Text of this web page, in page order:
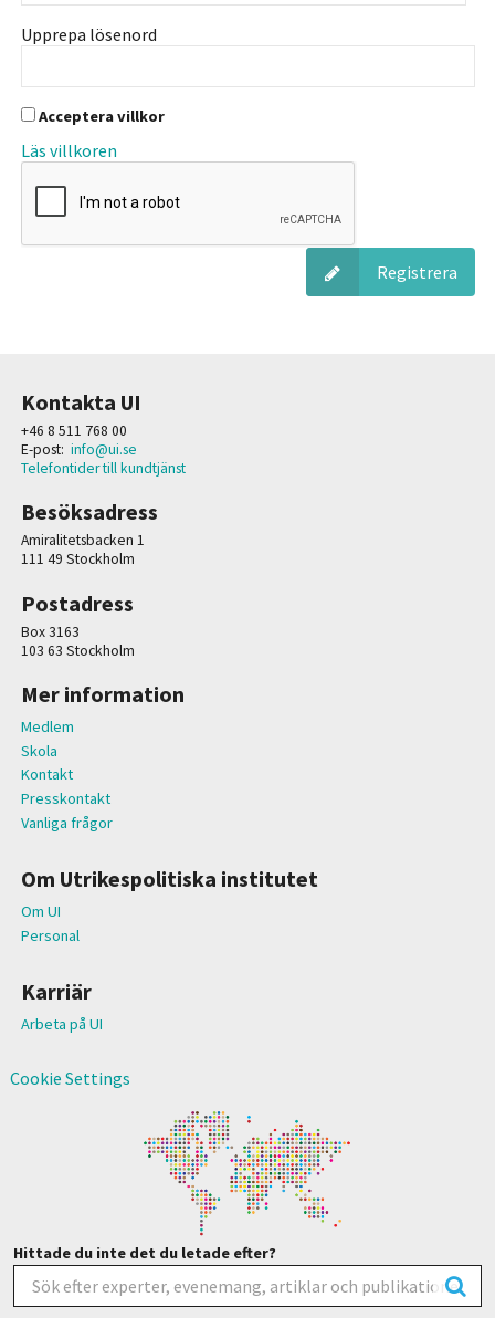
Upprepa lösenord
Acceptera villkor
Läs villkoren
Registrera
Kontakta UI
+46 8 511 768 00
E-post: info@ui.se
Telefontider till kundtjänst
Besöksadress
Amiralitetsbacken 1
111 49 Stockholm
Postadress
Box 3163
103 63 Stockholm
Mer information
Medlem
Skola
Kontakt
Presskontakt
Vanliga frågor
Om Utrikespolitiska institutet
Om UI
Personal
Karriär
Arbeta på UI
Cookie Settings
Hittade du inte det du letade efter?